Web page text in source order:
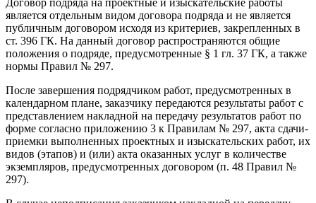
является отдельным видом договора подряда и не является
публичным договором исходя из критериев, закрепленных в
ст. 396 ГК. На данный договор распространяются общие
положения о подряде, предусмотренные § 1 гл. 37 ГК, а также
нормы Правил № 297.
После завершения подрядчиком работ, предусмотренных в
календарном плане, заказчику передаются результаты работ с
представлением накладной на передачу результатов работ по
форме согласно приложению 3 к Правилам № 297, акта сдачи-
приемки выполненных проектных и изыскательских работ, их
видов (этапов) и (или) акта оказанных услуг в количестве
экземпляров, предусмотренных договором (п. 48 Правил №
297).